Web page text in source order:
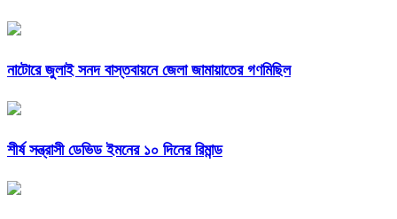
নাটোরে জুলাই সনদ বাস্তবায়নে জেলা জামায়াতের গণমিছিল
শীর্ষ সন্ত্রাসী ডেভিড ইমনের ১০ দিনের রিমান্ড